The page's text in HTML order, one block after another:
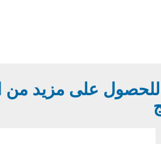
للحصول على مزيد من